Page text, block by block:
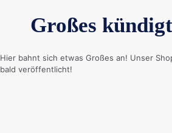
Großes
Hier bahnt sich etwas Großes an! Unser
bald veröffentlicht!